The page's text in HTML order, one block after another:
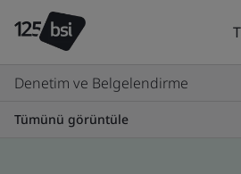
Denetim ve Belgelendirme
Tümünü görüntüle